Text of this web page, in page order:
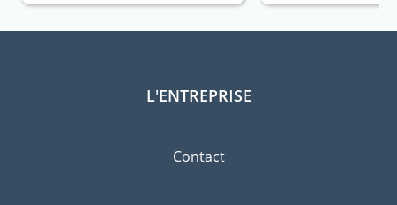
L'ENTREPRISE
Contact